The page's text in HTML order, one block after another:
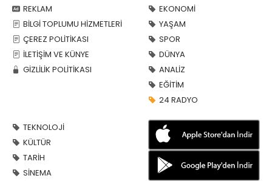
REKLAM
BİLGİ TOPLUMU HİZMETLERİ
ÇEREZ POLİTİKASI
İLETİŞİM VE KÜNYE
GİZLİLİK POLİTİKASI
EKONOMİ
YAŞAM
SPOR
DÜNYA
ANALİZ
EĞİTİM
24 RADYO
TEKNOLOJİ
KÜLTÜR
TARİH
SİNEMA